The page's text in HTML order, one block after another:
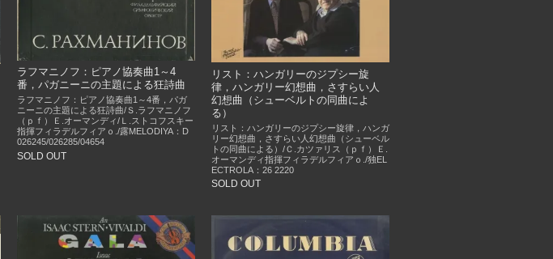
ラフマニノフ：ピアノ協奏曲1～4
番，パガニーニの主題による狂詩曲
ラフマニノフ：ピアノ協奏曲1～4番，パガ
ニーニの主題による狂詩曲/Ｓ.ラフマニノフ
（ｐｆ）Ｅ.オーマンディ/Ｌ.ストコフスキー
指揮フィラデルフィアｏ./露MELODIYA：D
026245/026285/04654
SOLD OUT
リスト：ハンガリーのジプシー旋
律，ハンガリー幻想曲，さすらい人
幻想曲（シューベルトの同曲によ
る）
リスト：ハンガリーのジプシー旋律，ハンガ
リー幻想曲，さすらい人幻想曲（シューベル
トの同曲による）/Ｃ.カツァリス（ｐｆ）Ｅ.
オーマンディ指揮フィラデルフィアｏ./独EL
ECTROLA：26 2220
SOLD OUT